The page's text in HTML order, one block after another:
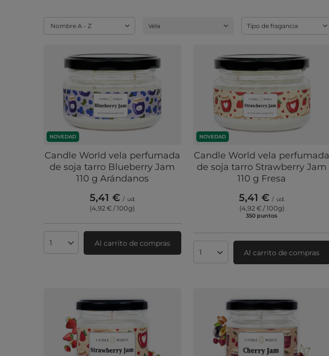
Cambiar ordenación
Nombre A - Z Tipo de productos, :
Vela Tipo de fragancia
NOVEDAD
Candle World vela perfumada
de soja tarro Blueberry Jam
110 g Arándanos
5,41 € / ud.
(4,92 € / 100g)
Cantidad de productosAl carrito de compras
NOVEDAD
Candle World vela perfumada
de soja tarro Strawberry Jam
110 g Fresa
5,41 € / ud.
(4,92 € / 100g)
350 puntos
Cantidad de productosAl carrito de compras